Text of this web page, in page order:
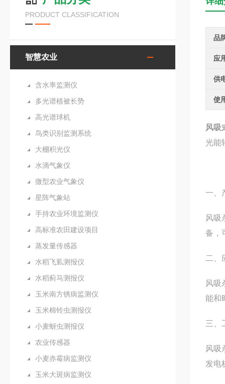
PRODUCT CLASSIFICATION
智慧农业
含水率监测仪
多光谱植被长势
高光谱球机
鸟类识别监测系统
大棚积光仪
水滴气象仪
微型农业气象仪
星阵气象站
手持农业环境监测仪
高标准农田建设项目
蒸发量传感器
水稻飞虱测报仪
水稻蓟马测报仪
玉米南方锈病监测仪
玉米棉铃虫测报仪
小麦蚜虫测报仪
农业传感器
小麦赤霉病监测仪
玉米大斑病监测仪
品
应
供
使
风吸
光能
一、
风
备，
二、
风
能和
三、
风
发电